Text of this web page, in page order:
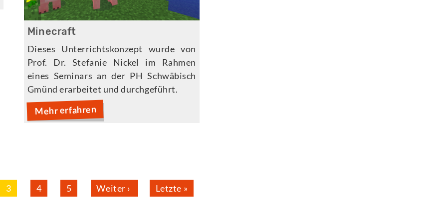
Minecraft
Dieses Unterrichtskonzept wurde von
Prof. Dr. Stefanie Nickel im Rahmen
eines Seminars an der PH Schwäbisch
Gmünd erarbeitet und durchgeführt.
Mehr erfahren
Aktuelle
3 Page
4 Page
5
Nächste
Weiter ›
Letzte
Letzte »